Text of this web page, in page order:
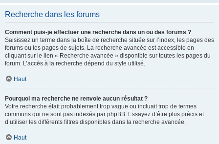
Recherche dans les forums
Comment puis-je effectuer une recherche dans un ou des forums ?
Saisissez un terme dans la boîte de recherche située sur l’index, les pages des
forums ou les pages de sujets. La recherche avancée est accessible en
cliquant sur le lien « Recherche avancée » disponible sur toutes les pages du
forum. L’accès à la recherche dépend du style utilisé.
Haut
Pourquoi ma recherche ne renvoie aucun résultat ?
Votre recherche était probablement trop vague ou incluait trop de termes
communs qui ne sont pas indexés par phpBB. Essayez d’être plus précis et
d’utiliser les différents filtres disponibles dans la recherche avancée.
Haut